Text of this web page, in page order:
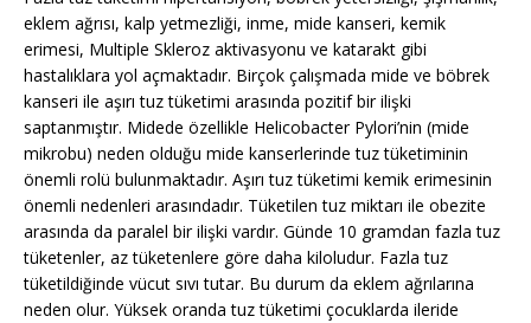
eklem ağrısı, kalp yetmezliği, inme, mide kanseri, kemik
erimesi, Multiple Skleroz aktivasyonu ve katarakt gibi
hastalıklara yol açmaktadır. Birçok çalışmada mide ve böbrek
kanseri ile aşırı tuz tüketimi arasında pozitif bir ilişki
saptanmıştır. Midede özellikle Helicobacter Pylori’nin (mide
mikrobu) neden olduğu mide kanserlerinde tuz tüketiminin
önemli rolü bulunmaktadır. Aşırı tuz tüketimi kemik erimesinin
önemli nedenleri arasındadır. Tüketilen tuz miktarı ile obezite
arasında da paralel bir ilişki vardır. Günde 10 gramdan fazla tuz
tüketenler, az tüketenlere göre daha kiloludur. Fazla tuz
tüketildiğinde vücut sıvı tutar. Bu durum da eklem ağrılarına
neden olur. Yüksek oranda tuz tüketimi çocuklarda ileride